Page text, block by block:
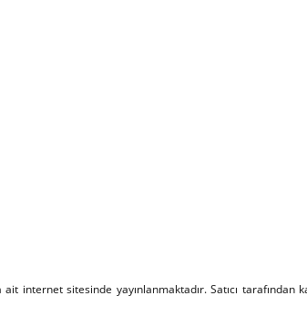
internet sitesinde yayınlanmaktadır. Satıcı